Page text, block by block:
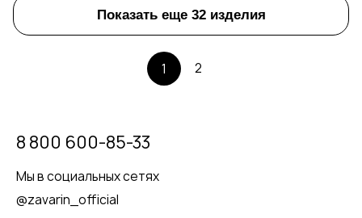
Показать еще 32 изделия
1 2
8 800 600-85-33
Мы в социальных сетях
@zavarin_official